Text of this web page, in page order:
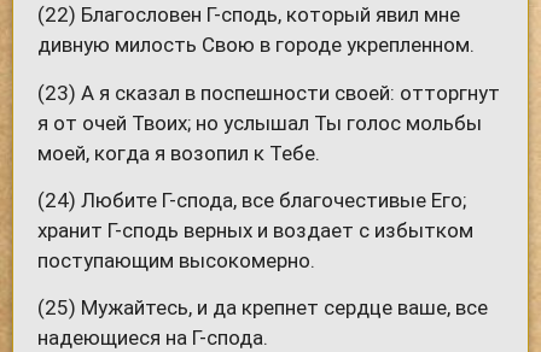
(22) Благословен Г-сподь, который явил мне
дивную милость Свою в городе укрепленном.
(23) А я сказал в поспешности своей: отторгнут
я от очей Твоих; но услышал Ты голос мольбы
моей, когда я возопил к Тебе.
(24) Любите Г-спода, все благочестивые Его;
хранит Г-сподь верных и воздает с избытком
поступающим высокомерно.
(25) Мужайтесь, и да крепнет сердце ваше, все
надеющиеся на Г-спода.